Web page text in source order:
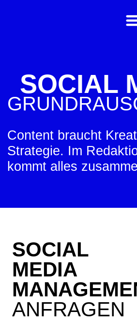
SOCIAL
Content braucht
Strategie. Im
kommt alles
SOCIAL
MEDIA
ANFRAGEN